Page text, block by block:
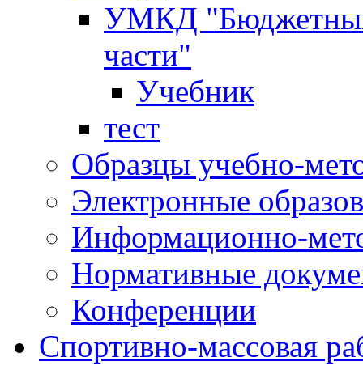
УМКД "Бюджетный
части"
Учебник
тест
Образцы учебно-
Электронные
Информационно-
Нормативные
Конференции
Спортивно-массовая